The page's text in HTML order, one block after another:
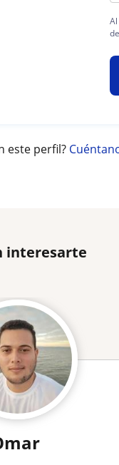
de
este perfil?
interesarte